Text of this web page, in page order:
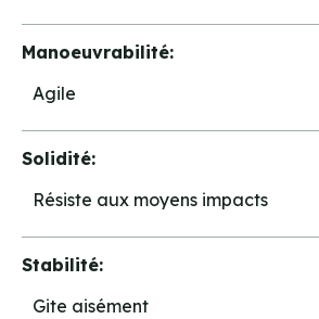
Manoeuvrabilité:
Agile
Solidité:
Résiste aux moyens impacts
Stabilité:
Gite aisément